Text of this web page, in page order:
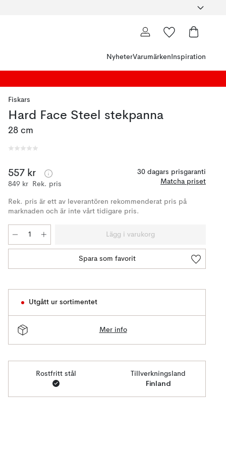
NyheterVarumärken Inspiration
Fiskars
Hard Face Steel stekpanna
28 cm
557 kr
849 kr Rek. pris
30 dagars prisgaranti
Matcha priset
Rek. pris är ett av leverantören rekommenderat pris på
marknaden och är inte vårt tidigare pris.
Lägg i varukorg
Spara som favorit
Utgått ur sortimentet
Mer info
Rostfritt stål Tillverkningsland
Finland